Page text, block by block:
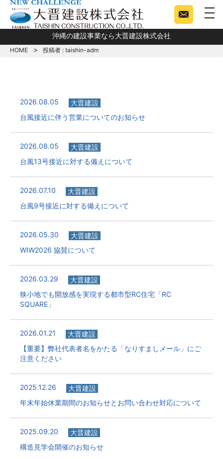
沖縄の建設事業なら大晋建設株式会社
HOME 投稿者 : taishin-adm
2026.08.05
大晋建設
台風接近に伴う営業についてのお知らせ
2026.08.05
大晋建設
台風13号接近に対する備えについて
2026.07.10
大晋建設
台風9号接近に対する備えについて
2026.05.30
大晋建設
WIW2026 協賛について
2026.03.29
大晋建設
狭小地でも開放感を実現する都市型RC住宅「RC
SQUARE」
2026.01.21
大晋建設
【重要】弊社代表者名をかたる「なりすましメール」にご
注意ください
2025.12.26
大晋建設
年末年始休業期間のお知らせとお問い合わせ対応について
2025.09.20
大晋建設
構造見学会開催のお知らせ